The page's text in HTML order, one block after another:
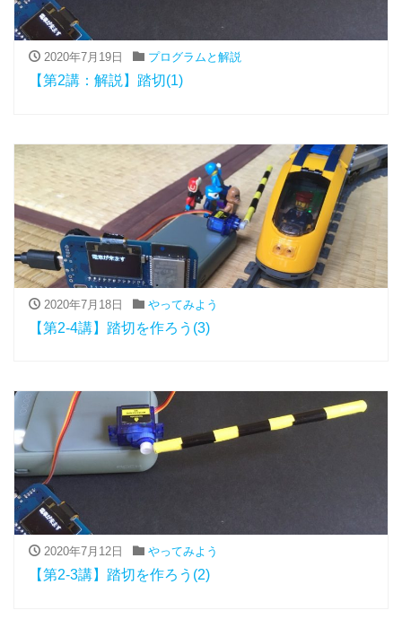
2020年7月19日 プログラムと解説
【第2講：解説】踏切(1)
2020年7月18日 やってみよう
【第2-4講】踏切を作ろう(3)
2020年7月12日 やってみよう
【第2-3講】踏切を作ろう(2)